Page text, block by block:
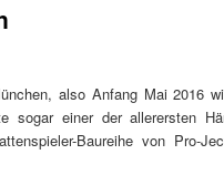
also Anfang Mai 2016
sogar einer der allerersten
Baureihe von Pro-